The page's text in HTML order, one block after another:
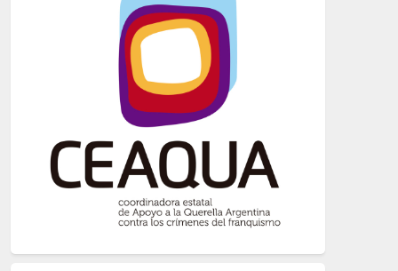
(699)
(607)
neofranquismo
(567)
Justicia Universal
Derechos Humanos
(522)
Nacionalcatolicismo
(514)